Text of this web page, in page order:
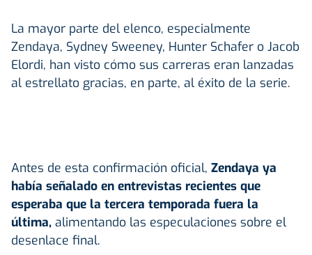
La mayor parte del elenco, especialmente
Zendaya, Sydney Sweeney, Hunter Schafer o Jacob
Elordi, han visto cómo sus carreras eran lanzadas
al estrellato gracias, en parte, al éxito de la serie.
Antes de esta confirmación oficial, Zendaya ya
había señalado en entrevistas recientes que
esperaba que la tercera temporada fuera la
última, alimentando las especulaciones sobre el
desenlace final.